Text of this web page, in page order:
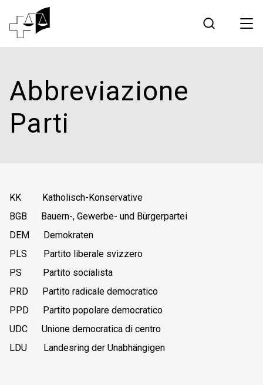
Comunicazione elettronica
Tribunale federale
Lavorare al Tribunale federale
Abbreviazione
Parti
KK Katholisch-Konservative
BGB Bauern-, Gewerbe- und Bürgerpartei
DEM Demokraten
PLS Partito liberale svizzero
PS Partito socialista
PRD Partito radicale democratico
PPD Partito popolare democratico
UDC Unione democratica di centro
LDU Landesring der Unabhängigen